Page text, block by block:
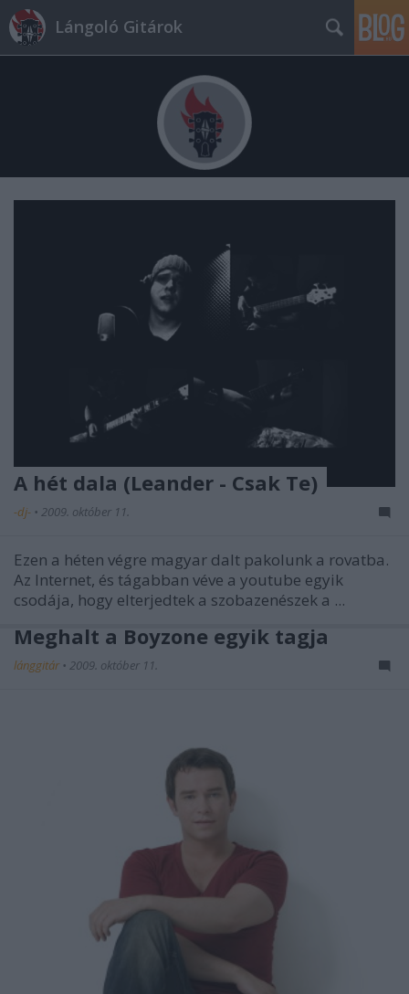
Lángoló Gitárok
A hét dala (Leander - Csak Te)
-dj- • 2009. október 11.
Ezen a héten végre magyar dalt pakolunk a rovatba.
Az Internet, és tágabban véve a youtube egyik
csodája, hogy elterjedtek a szobazenészek a ...
Meghalt a Boyzone egyik tagja
lánggitár • 2009. október 11.